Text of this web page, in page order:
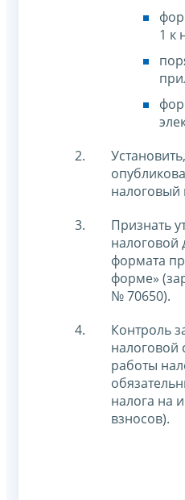
1 к
налоговый
Признать
налоговой
формата
форме»
№ 70650).
Контроль
налоговой
работы
налога на
взносов).